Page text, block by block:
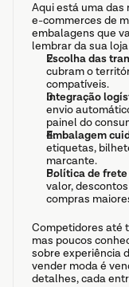
Aqui está uma das
e-commerces de
embalagens que
lembrar da sua
Escolha das
cubram o
compatíveis.
Integração
envio
painel do
Embalagem
etiquetas,
marcante.
Política de
valor,
compras
Competidores até
mas poucos
sobre experiência
vender moda é
detalhes, cada